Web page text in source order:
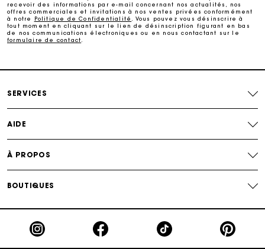
Echanges & Retours offerts
recevoir des informations par e-mail concernant nos actualités, nos
offres commerciales et invitations à nos ventes privées conformément
à notre
Politique de Confidentialité
. Vous pouvez vous désinscrire à
tout moment en cliquant sur le lien de désinscription figurant en bas
de nos communications électroniques ou en nous contactant sur le
formulaire de contact
SERVICES
AIDE
À PROPOS
BOUTIQUES